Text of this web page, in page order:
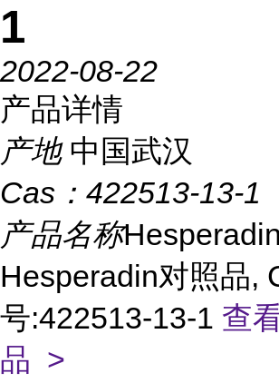
1
2022-08-22
产品详情
产地 中国武汉
Cas： 422513-13-1
产品名称
Hesperadin对照品,
号:422513-13-1 查
品 >